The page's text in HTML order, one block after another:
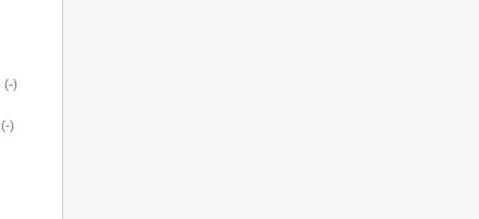
(-)
(-)